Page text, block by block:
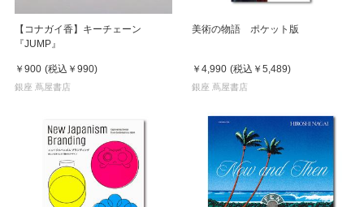
【コナガイ香】キーチェーン
『JUMP』
￥900 (税込 ￥990)
銀座 蔦屋書店
美術の物語 ポケット版
￥4,990 (税込 ￥5,489)
銀座 蔦屋書店